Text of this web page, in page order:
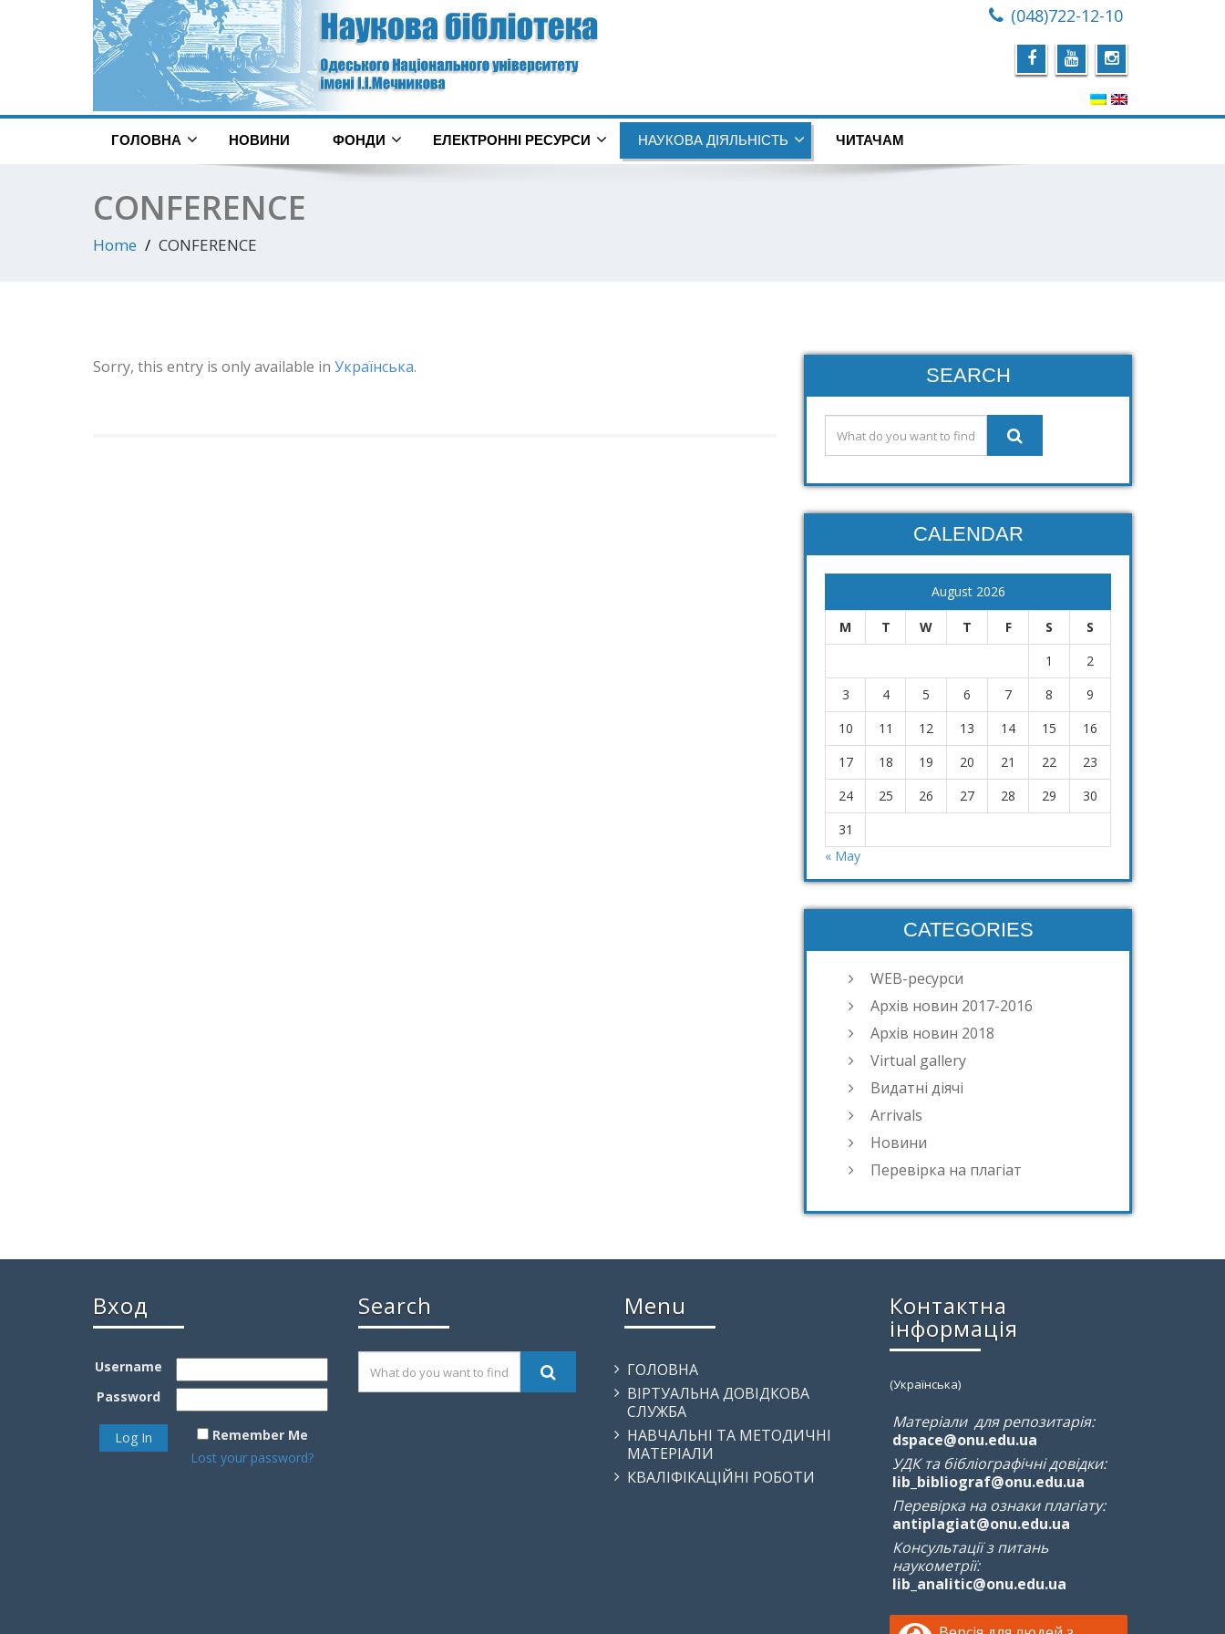
(048)722-12-10
ГОЛОВНА НОВИНИ ФОНДИ ЕЛЕКТРОННІ РЕСУРСИ НАУКОВА ДІЯЛЬНІСТЬ ЧИТАЧАМ
CONFERENCE
Home CONFERENCE
Sorry, this entry is only available in Українська. SEARCH
CALENDAR
August 2026
M T W T F S
S
1
2
3
4 5 6 7 8
9
10
11 12 13 14 15
16
17
18 19 20 21 22
23
24
25 26 27 28 29
30
31
« May
CATEGORIES
WEB-ресурси
Архів новин 2017-2016
Архів новин 2018
Virtual gallery
Видатні діячі
Arrivals
Новини
Перевірка на плагіат
Вход
Username
Password
Remember Me
Lost your password?
Search Menu
ГОЛОВНА
ВІРТУАЛЬНА ДОВІДКОВА
СЛУЖБА
НАВЧАЛЬНІ ТА МЕТОДИЧНІ
МАТЕРІАЛИ
КВАЛІФІКАЦІЙНІ РОБОТИ
Контактна
інформація
(Українська)
Матеріали для репозитарія:
dspace@onu.edu.ua
УДК та бібліографічні довідки:
lib_bibliograf@onu.edu.ua
Перевірка на ознаки плагіату:
antiplagiat@onu.edu.ua
Консультації з питань
наукометрії:
lib_analitic@onu.edu.ua